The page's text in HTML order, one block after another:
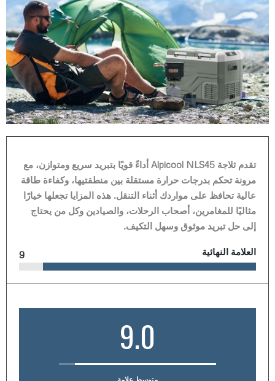
تقدم ثلاجة Alpicool NLS45 أداءً قويًا بتبريد سريع ومتوازن، مع
مرونة تحكم بدرجات حرارة مستقلة بين منطقتيها، وكفاءة طاقة
عالية تحافظ على مواردك أثناء التنقل. هذه المزايا تجعلها خيارًا
مثاليًا للمغامرين، أصحاب الرحلات، والصيادين وكل من يحتاج
إلى حل تبريد موثوق وسهل التكيف.
العلامة النهائية 9
9.0